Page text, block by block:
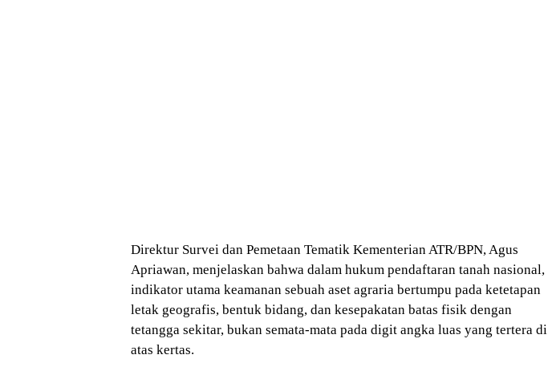
Direktur Survei dan Pemetaan Tematik Kementerian ATR/BPN, Agus
Apriawan, menjelaskan bahwa dalam hukum pendaftaran tanah nasional,
indikator utama keamanan sebuah aset agraria bertumpu pada ketetapan
letak geografis, bentuk bidang, dan kesepakatan batas fisik dengan
tetangga sekitar, bukan semata-mata pada digit angka luas yang tertera di
atas kertas.